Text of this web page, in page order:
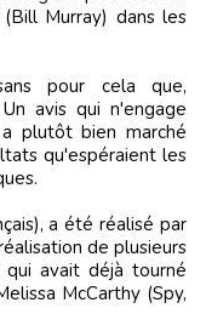
Murray) dans les
pour cela que,
avis qui n'engage
plutôt bien marché
qu'espéraient les
a été réalisé par
de plusieurs
avait déjà tourné
McCarthy (Spy,